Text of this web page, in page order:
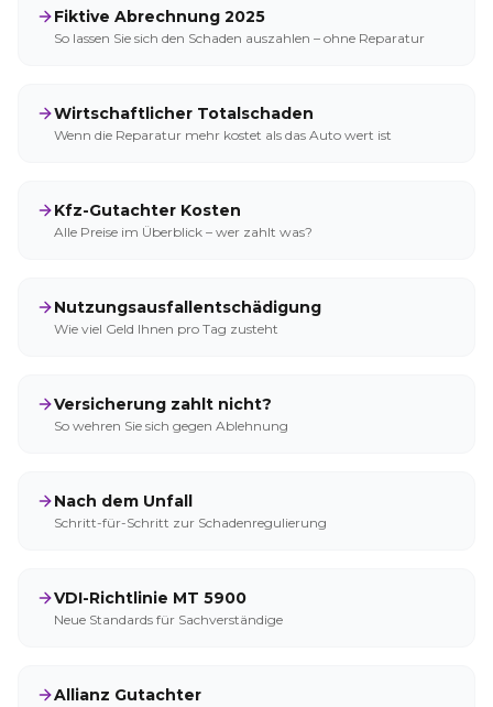
Fiktive Abrechnung 2025
So lassen Sie sich den Schaden auszahlen – ohne Reparatur
Wirtschaftlicher Totalschaden
Wenn die Reparatur mehr kostet als das Auto wert ist
Kfz-Gutachter Kosten
Alle Preise im Überblick – wer zahlt was?
Nutzungsausfallentschädigung
Wie viel Geld Ihnen pro Tag zusteht
Versicherung zahlt nicht?
So wehren Sie sich gegen Ablehnung
Nach dem Unfall
Schritt-für-Schritt zur Schadenregulierung
VDI-Richtlinie MT 5900
Neue Standards für Sachverständige
Allianz Gutachter